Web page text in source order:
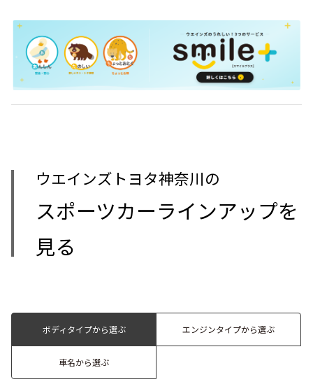
ウエインズトヨタ神奈川の
スポーツカーラインアップを
見る
ボディタイプから選ぶ エンジンタイプから選ぶ
車名から選ぶ